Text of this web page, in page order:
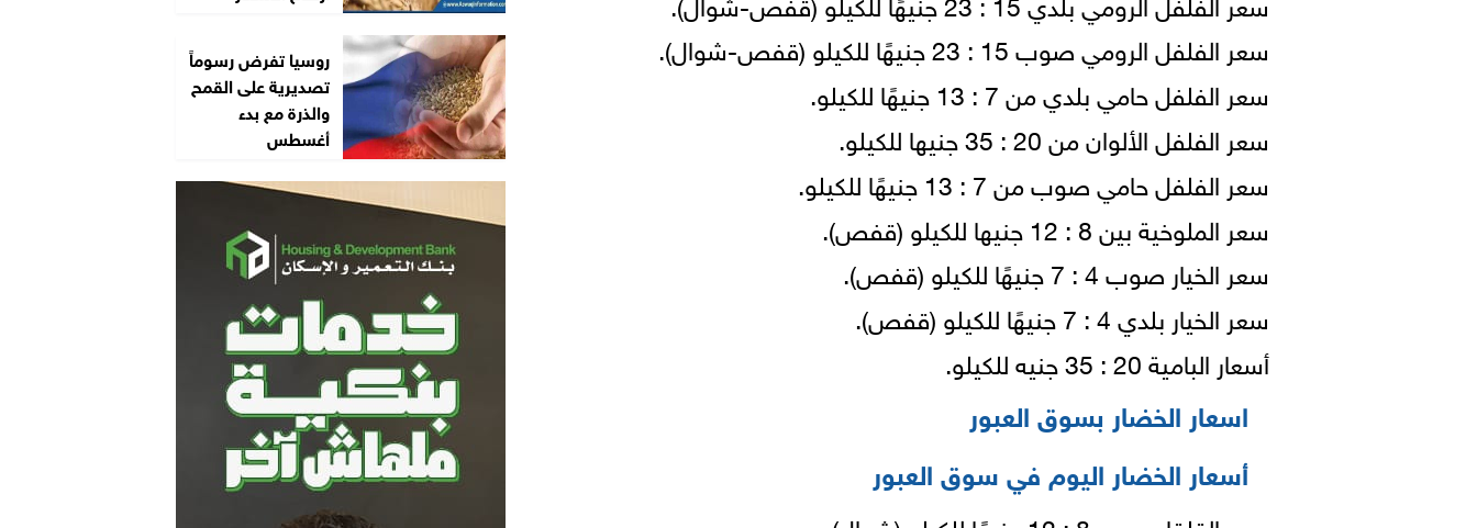
سعر الفلفل الرومي صوب 15 : 23 جنيهًا للكيلو (قفص-شوال).
سعر الفلفل حامي بلدي من 7 : 13 جنيهًا للكيلو.
سعر الفلفل الألوان من 20 : 35 جنيها للكيلو.
سعر الفلفل حامي صوب من 7 : 13 جنيهًا للكيلو.
سعر الملوخية بين 8 : 12 جنيها للكيلو (قفص).
سعر الخيار صوب 4 : 7 جنيهًا للكيلو (قفص).
سعر الخيار بلدي 4 : 7 جنيهًا للكيلو (قفص).
أسعار البامية 20 : 35 جنيه للكيلو.
اسعار الخضار بسوق العبور
أسعار الخضار اليوم في سوق العبور
روسيا تفرض رسوماً
تصديرية على القمح
والذرة مع بدء
أغسطس